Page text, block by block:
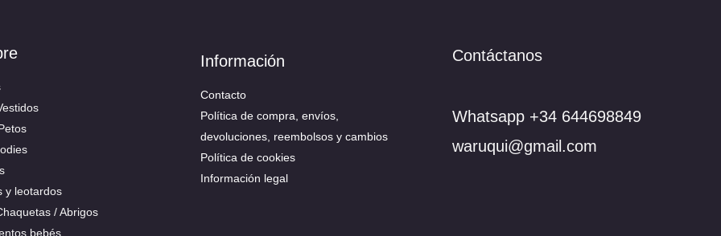
y leotardos
/ Abrigos
bebés
Información
Contacto
Política de compra, envíos,
devoluciones, reembolsos y cambios
Política de cookies
Información legal
Contáctanos
Whatsapp +34 644698849
waruqui@gmail.com